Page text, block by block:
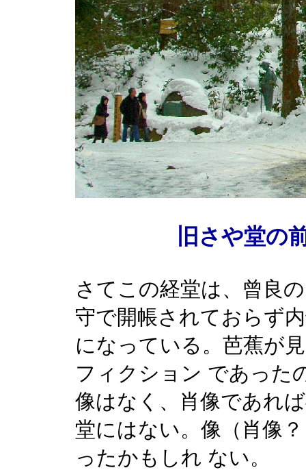
旧さや堂の
さてこの経堂は、曾良
守で開帳されておらず
になっている。芭蕉が
フィクション であった
像はなく、肖像であれ
堂にはない。像（肖像
ったかもしれ ない。